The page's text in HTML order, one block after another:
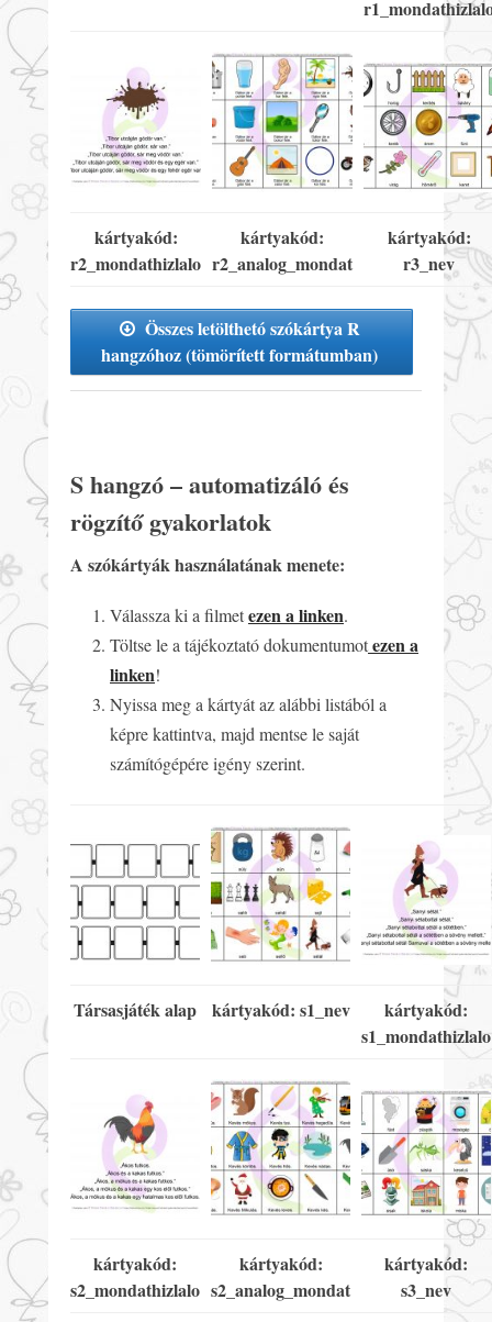
kártyakód:
r2_mondathizlalo
kártyakód:
r2_analog_mondat
kártyakód:
r3_nev
Összes letölthetó szókártya R
hangzóhoz (tömörített formátumban)
S hangzó – automatizáló és
rögzítő gyakorlatok
A szókártyák használatának menete:
Válassza ki a filmetezen a linken.
Töltse le a tájékoztató dokumentumotezen a
linken!
Nyissa meg a kártyát az alábbi listából a
képre kattintva, majd mentse le saját
számítógépére igény szerint.
Társasjáték alap kártyakód: s1_nev
kártyakód:
s1_mondathizlalo
kártyakód:
s2_mondathizlalo
kártyakód:
s2_analog_mondat
kártyakód:
s3_nev